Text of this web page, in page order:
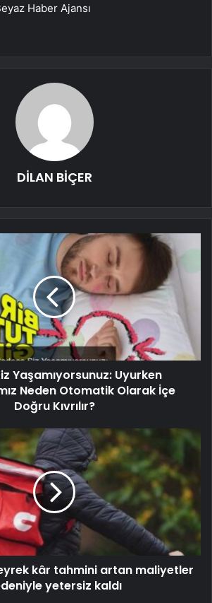
Haber Ajansı
DİLAN BİÇER
Yaşamıyorsunuz: Uyurken
Neden Otomatik Olarak İçe
Doğru Kıvrılır?
kâr tahmini artan maliyetler
yetersiz kaldı